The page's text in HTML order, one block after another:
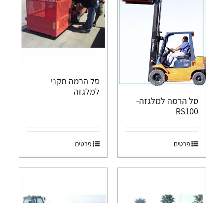
סל הרמה למלגזה-
RS100
פרטים
סל הרמה תקני
למלגזה
פרטים